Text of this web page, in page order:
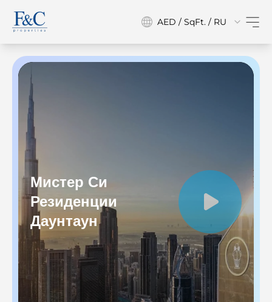
AED / SqFt. / RU
Мистер Си
Резиденции
Даунтаун